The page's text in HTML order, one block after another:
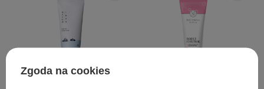
PROMOCJA
Zgoda na cookies